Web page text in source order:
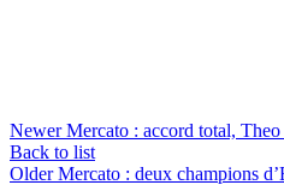
Newer Mercato : accord total,
Back to list
Older Mercato : deux champions